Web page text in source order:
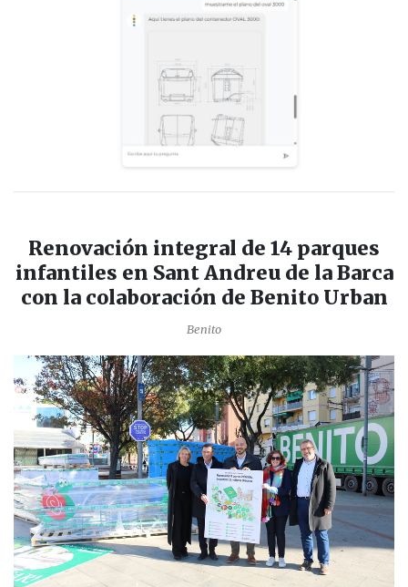
Renovación integral de 14 parques
infantiles en Sant Andreu de la Barca
con la colaboración de Benito Urban
Benito